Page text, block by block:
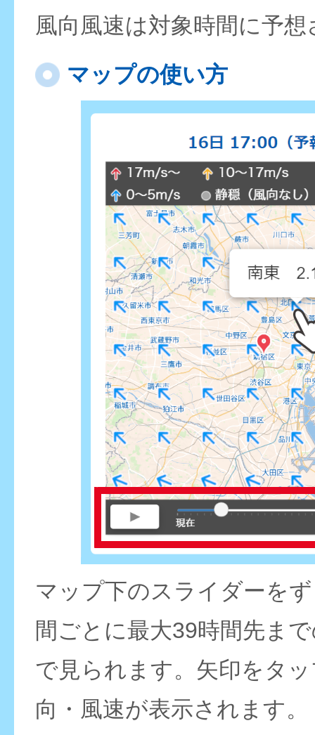
風向風速は対象時間に予
マップの使い方
マップ下のスライダーを
間ごとに最大39時間先ま
で見られます。矢印をタ
向・風速が表示されます。